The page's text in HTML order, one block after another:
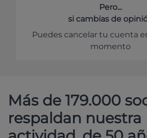
Pero...
si cambias de
Puedes cancelar tu cuenta
momento
Más de 179.000
respaldan nuestra